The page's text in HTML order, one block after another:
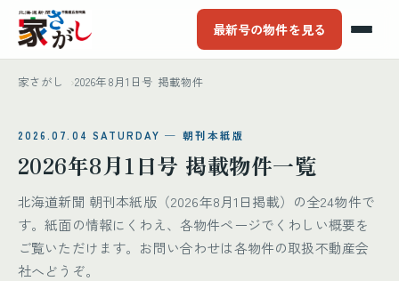
最新号の物件を見る
家さがし 2026年8月1日号 掲載物件
2026.07.04 SATURDAY ─ 朝刊本紙版
2026年8月1日号 掲載物件一覧
北海道新聞 朝刊本紙版（2026年8月1日掲載）の全24物件で
す。紙面の情報にくわえ、各物件ページでくわしい概要を
ご覧いただけます。お問い合わせは各物件の取扱不動産会
社へどうぞ。